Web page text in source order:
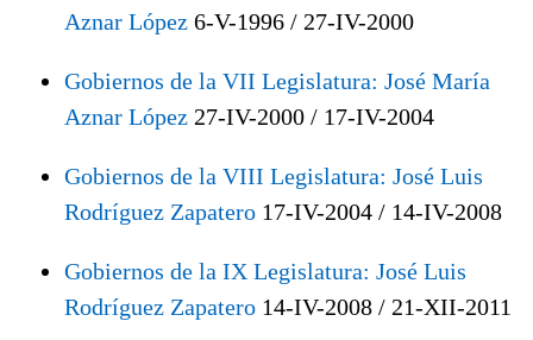
Aznar López 6-V-1996 / 27-IV-2000
Gobiernos de la VII Legislatura: José María
Aznar López 27-IV-2000 / 17-IV-2004
Gobiernos de la VIII Legislatura: José Luis
Rodríguez Zapatero 17-IV-2004 / 14-IV-2008
Gobiernos de la IX Legislatura: José Luis
Rodríguez Zapatero 14-IV-2008 / 21-XII-2011